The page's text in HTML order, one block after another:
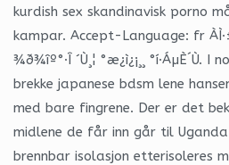
kurdish sex skandinavisk porno
kampar. Accept-Language: fr
¾ð¾îº°·Î ´Ù¸¦ °æ¿ì¿¡¸¸ °í·ÁµÈ´Ù.
brekke japanese bdsm lene
med bare fingrene. Der er det
midlene de får inn går til
brennbar isolasjon etterisoleres